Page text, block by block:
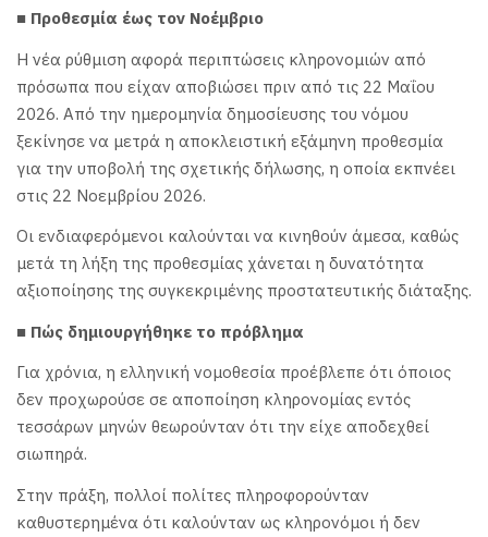
■ Προθεσμία έως τον Νοέμβριο
Η νέα ρύθμιση αφορά περιπτώσεις κληρονομιών από
πρόσωπα που είχαν αποβιώσει πριν από τις 22 Μαΐου
2026. Από την ημερομηνία δημοσίευσης του νόμου
ξεκίνησε να μετρά η αποκλειστική εξάμηνη προθεσμία
για την υποβολή της σχετικής δήλωσης, η οποία εκπνέει
στις 22 Νοεμβρίου 2026.
Οι ενδιαφερόμενοι καλούνται να κινηθούν άμεσα, καθώς
μετά τη λήξη της προθεσμίας χάνεται η δυνατότητα
αξιοποίησης της συγκεκριμένης προστατευτικής διάταξης.
■ Πώς δημιουργήθηκε το πρόβλημα
Για χρόνια, η ελληνική νομοθεσία προέβλεπε ότι όποιος
δεν προχωρούσε σε αποποίηση κληρονομίας εντός
τεσσάρων μηνών θεωρούνταν ότι την είχε αποδεχθεί
σιωπηρά.
Στην πράξη, πολλοί πολίτες πληροφορούνταν
καθυστερημένα ότι καλούνταν ως κληρονόμοι ή δεν